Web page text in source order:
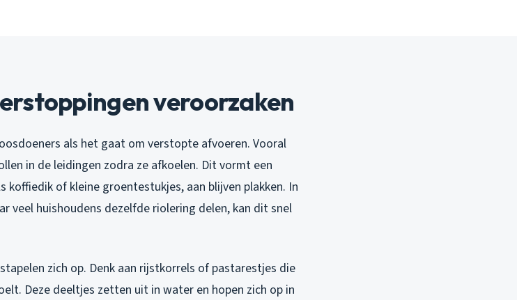
veroorzaken
als het gaat om verstopte afvoeren. Vooral
in de leidingen zodra ze afkoelen. Dit vormt een
koffiedik of kleine groentestukjes, aan blijven plakken. In
veel huishoudens dezelfde riolering delen, kan dit snel
zich op. Denk aan rijstkorrels of pastarestjes die
Deze deeltjes zetten uit in water en hopen zich op in